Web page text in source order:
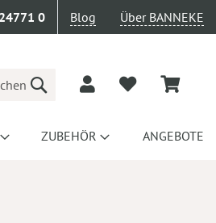
0 Blog Über BANNEKE
Suche
ZUBEHÖR ANGEBOTE